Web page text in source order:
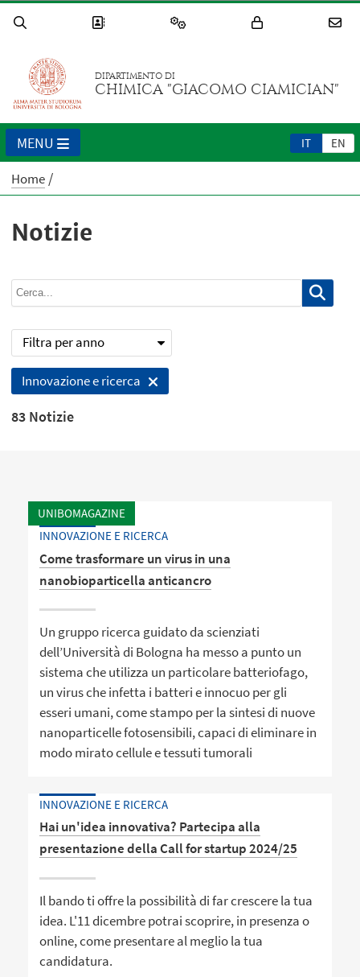
DIPARTIMENTO DI
CHIMICA "GIACOMO CIAMICIAN"
IT EN
MENU
Home
Notizie
Filtra per anno
Innovazione e ricerca
83 Notizie
UNIBOMAGAZINE
INNOVAZIONE E RICERCA
Come trasformare un virus in una
nanobioparticella anticancro
Un gruppo ricerca guidato da scienziati
dell’Università di Bologna ha messo a punto un
sistema che utilizza un particolare batteriofago,
un virus che infetta i batteri e innocuo per gli
esseri umani, come stampo per la sintesi di nuove
nanoparticelle fotosensibili, capaci di eliminare in
modo mirato cellule e tessuti tumorali
INNOVAZIONE E RICERCA
Hai un'idea innovativa? Partecipa alla
presentazione della Call for startup 2024/25
Il bando ti offre la possibilità di far crescere la tua
idea. L'11 dicembre potrai scoprire, in presenza o
online, come presentare al meglio la tua
candidatura.